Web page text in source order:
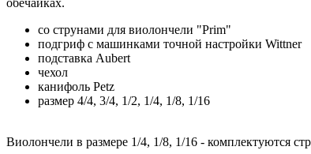
обечайках.
со струнами для виолончели "Prim"
подгриф с машинками точной настройки Wittner
подставка Aubert
чехол
канифоль Petz
размер 4/4, 3/4, 1/2, 1/4, 1/8, 1/16
Виолончели в размере 1/4, 1/8, 1/16 - комплектуются